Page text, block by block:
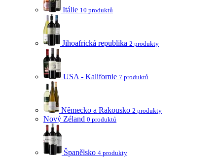
Itálie 10 produktů
Jihoafrická republika 2 produkty
USA - Kalifornie 7 produktů
Německo a Rakousko 2 produkty
Nový Zéland 0 produktů
Španělsko 4 produkty